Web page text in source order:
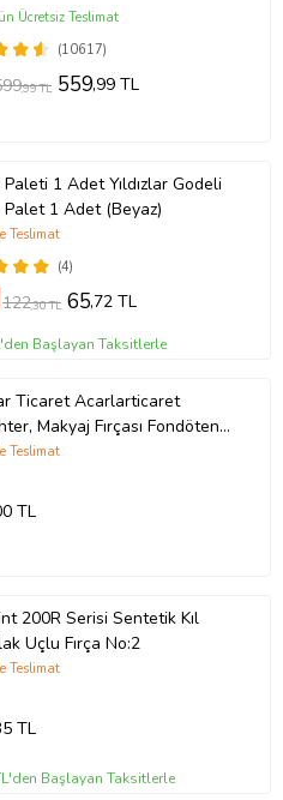
(10617)
Ücretsiz Teslimat
,99 TL 559,99 TL
Paleti 1 Adet Yıldızlar Godeli
Palet 1 Adet (Beyaz)
(4)
Teslimat
122,30 TL 65,72 TL
Başlayan Taksitlerle
Ticaret Acarlarticaret
Makyaj Fırçası Fondöten
(Siyah-Gri)
Teslimat
TL
200R Serisi Sentetik Kıl
Uçlu Fırça No:2
Teslimat
TL
Başlayan Taksitlerle